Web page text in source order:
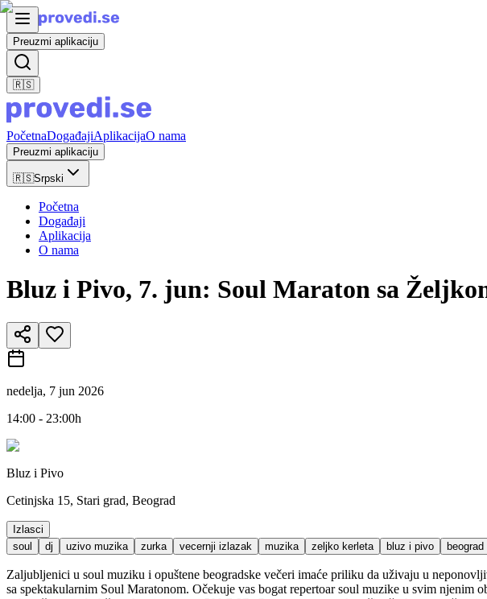
Preuzmi aplikaciju
🇷🇸
PočetnaDogađajiAplikacijaO nama
Preuzmi aplikaciju
🇷🇸Srpski
Početna
Događaji
Aplikacija
O nama
Bluz i Pivo, 7. jun: Soul Maraton sa
nedelja, 7 jun 2026
14:00 - 23:00h
Bluz i Pivo
Cetinjska 15, Stari grad, Beograd
Izlasci
soul
dj uzivo muzika zurka vecernji izlazak muzika zeljko kerleta bluz i pivo beograd
Zaljubljenici u soul muziku i opuštene beogradske večeri imaće priliku da uživaju u
sa spektakularnim Soul Maratonom. Očekuje vas bogat repertoar soul muzike u svim njenim